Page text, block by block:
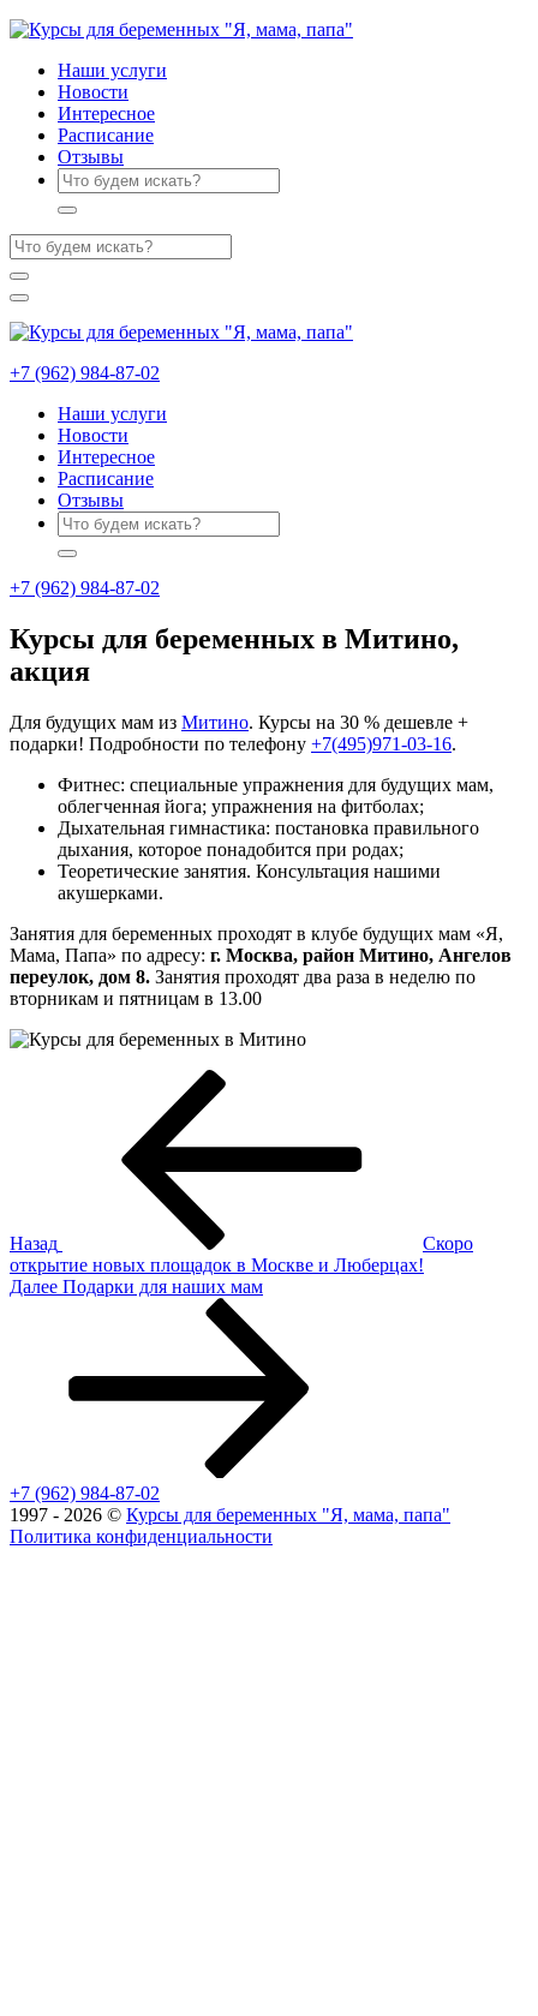
Наши услуги
Новости
Интересное
Расписание
Отзывы
+7 (962) 984-87-02
Наши услуги
Новости
Интересное
Расписание
Отзывы
+7 (962) 984-87-02
Курсы для беременных в Митино,
акция
Для будущих мам из Митино. Курсы на 30 % дешевле +
подарки! Подробности по телефону +7(495)971-03-16.
Фитнес: специальные упражнения для будущих мам,
облегченная йога; упражнения на фитболах;
Дыхательная гимнастика: постановка правильного
дыхания, которое понадобится при родах;
Теоретические занятия. Консультация нашими
акушерками.
Занятия для беременных проходят в клубе будущих мам «Я,
Мама, Папа» по адресу: г. Москва, район Митино, Ангелов
переулок, дом 8. Занятия проходят два раза в неделю по
вторникам и пятницам в 13.00
Назад
Скоро
открытие новых площадок в Москве и Люберцах!
Следующая
Далее Подарки для наших мам
+7 (962) 984-87-02
1997 - 2026 © Курсы для беременных "Я, мама, папа"
Политика конфиденциальности